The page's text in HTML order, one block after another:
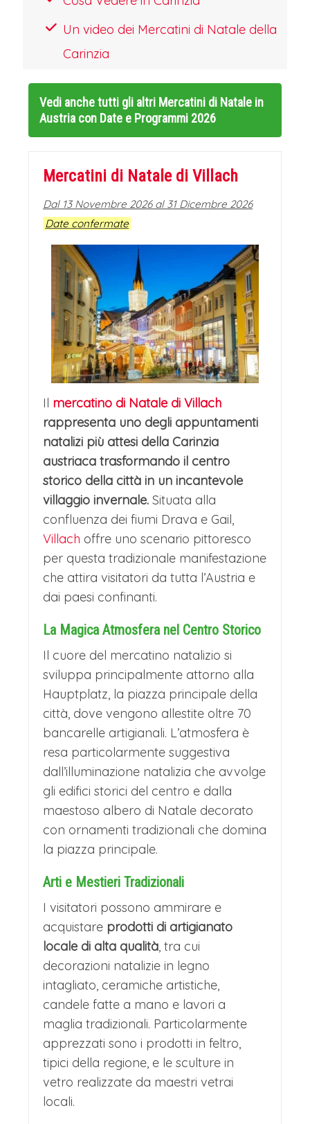
Dopo il pranzo libero ci dirigeremo
con il pullman in direzione di Graz,
l'elegante capitale della Stiria, che
unisce il suo fascino rinascimentale alla
vivacità contemporanea per regalare
un'esperienza natalizia unica.
dove un maestoso albero di Natale fa
da guardia a un tradizionale mercatino
con oltre 70 bancarelle di legno.
l'aria si riempie del profumo dei
Weihnachtskekse (biscotti natalizi), del
vin brulè e delle castagne
arrosto.Accanto alla tradizione, Graz
offre atmosfere più moderne. Il
Kunstmarkt al Schlossberg, accessibile
con la spettacolare funivia illuminata,
propone regali artistici e design con
una vista mozzafiato sulla città. Il
Mercatino dei Bambini al
Mariahilferplatz, con le sue luminose
capanne blu, e il Mercatino d'Avvento
al Castello Eggenberg, in un setting
barocco, completano l'offerta,
dimostrando come la città sappia
innovazione, per un'atmosfera magica
e raffinata.
CENA E PERNOTTAMENTO
Cena in hotel e pernottamento.
Mercatini di Natale Stiria e Carinzia: i
Mercatini dei Krampus Giorno 3
COLAZIONE IN HOTEL
Colazione in hotel.
KLAGENFURT E I MERCATINI DI
A seguito dell’abbondante colazione in
hotel ci sposteremo a Klagenfurt,
l’accogliente capitale della Carinzia
affacciata sul lago Wörthersee, che
durante l’Avvento si trasforma in un
incantevole scenario natalizio.
pulsante della festa è il Mercatino di
Natale in Neuer Platz, dominato dalla
maestosa fontana del Lindwurm
sotto le luci serali acquisisce
Un video dei Mercatini di Natale della
Carinzia
Vedi anche tutti gli altri Mercatini di Natale in
Austria con Date e Programmi 2026
Mercatini di Natale di Villach
Dal 13 Novembre 2026 al 31 Dicembre 2026
Date confermate
Il mercatino di Natale di Villach
rappresenta uno degli appuntamenti
natalizi più attesi della Carinzia
austriaca trasformando il centro
storico della città in un incantevole
villaggio invernale. Situata alla
confluenza dei fiumi Drava e Gail,
Villach offre uno scenario pittoresco
per questa tradizionale manifestazione
che attira visitatori da tutta l’Austria e
dai paesi confinanti.
La Magica Atmosfera nel Centro Storico
Il cuore del mercatino natalizio si
sviluppa principalmente attorno alla
Hauptplatz, la piazza principale della
città, dove vengono allestite oltre 70
bancarelle artigianali. L’atmosfera è
resa particolarmente suggestiva
dall’illuminazione natalizia che avvolge
gli edifici storici del centro e dalla
maestoso albero di Natale decorato
con ornamenti tradizionali che domina
la piazza principale.
Arti e Mestieri Tradizionali
I visitatori possono ammirare e
acquistare prodotti di artigianato
locale di alta qualità, tra cui
decorazioni natalizie in legno
intagliato, ceramiche artistiche,
candele fatte a mano e lavori a
maglia tradizionali. Particolarmente
apprezzati sono i prodotti in feltro,
tipici della regione, e le sculture in
vetro realizzate da maestri vetrai
locali.